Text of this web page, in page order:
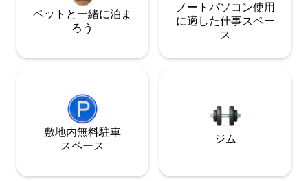
ペットと一緒に泊ま
ろう
ノートパソコン使用
に適した仕事スペー
ス
敷地内無料駐⁠車
ス⁠ペ⁠ー⁠ス
ジム